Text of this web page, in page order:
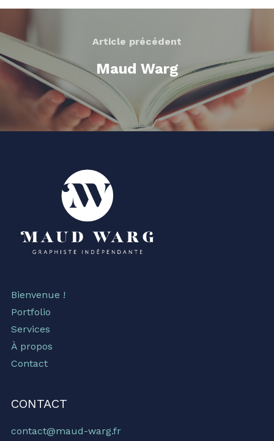
Article précédent
Maud Warg
Bienvenue !
Portfolio
Services
À propos
Contact
CONTACT
contact@maud-warg.fr